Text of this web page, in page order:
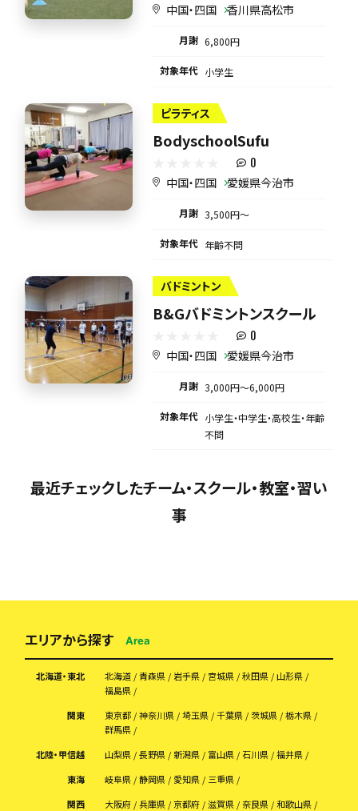
中国・四国 香川県高松市
月謝 6,800円
対象年代 小学生
ピラティス
BodyschoolSufu
0
中国・四国 愛媛県今治市
月謝 3,500円〜
対象年代 年齢不問
バドミントン
B&Gバドミントンスクール
0
中国・四国 愛媛県今治市
月謝 3,000円〜6,000円
対象年代 小学生・中学生・高校生・年齢
不問
最近チェックしたチーム・スクール・教室・習い
事
エリアから探す Area
北海道・東北 北海道 青森県 岩手県 宮城県 秋田県
山形県
福島県
関東
東京都 神奈川県 埼玉県 千葉県 茨城県
栃木県
群馬県
北陸・甲信越
山梨県 長野県 新潟県 富山県 石川県
福井県
東海
岐阜県 静岡県 愛知県
三重県
関西
大阪府 兵庫県 京都府 滋賀県 奈良県
和歌山県